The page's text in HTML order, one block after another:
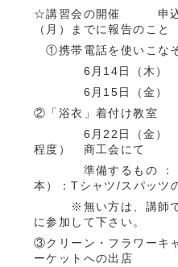
☆講習会の開催 申
（月）までに報告のこと
①携帯電話を使いこ
6月14日（木）
6月15日（金）
②「浴衣」着付け教室
6月22日（金） 19
程度） 商工会にて
準備するもの ： 浴
本）：Tシャツ/スパッツ
※無い方は、講師で
に参加して下さい。
③クリーン・フラワーキ
ーケットへの出店